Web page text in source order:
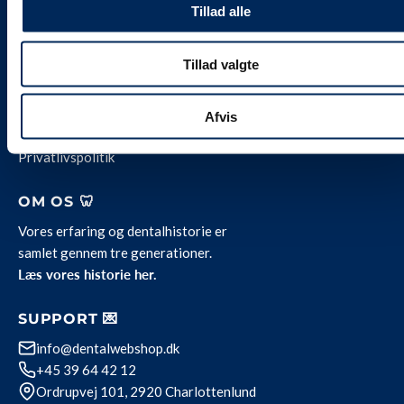
Tillad alle
Tillad valgte
Afvis
Alle vores prisererinklusive 25 % moms.
Kontakt
Team Weesgaard
Privatlivspolitik
OM OS 🦷
Vores erfaring og dentalhistorie er
samlet gennem tre generationer.
Læs vores historie her.
SUPPORT 💌
info@dentalwebshop.dk
+45 39 64 42 12
Ordrupvej 101, 2920 Charlottenlund